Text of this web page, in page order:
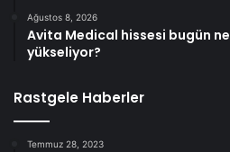
Ağustos 8, 2026
Avita Medical hissesi bugün
yükseliyor?
Rastgele Haberler
Temmuz 28, 2023